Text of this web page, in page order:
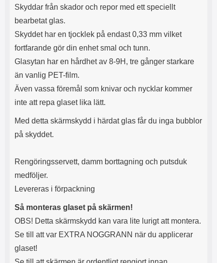
Skyddar från skador och repor med ett speciellt
bearbetat glas.
Skyddet har en tjocklek på endast 0,33 mm vilket
fortfarande gör din enhet smal och tunn.
Glasytan har en hårdhet av 8-9H, tre gånger starkare
än vanlig PET-film.
Även vassa föremål som knivar och nycklar kommer
inte att repa glaset lika lätt.
Med detta skärmskydd i härdat glas får du inga bubblor
på skyddet.
Rengöringsservett, damm borttagning och putsduk
medföljer.
Levereras i förpackning
Så monteras glaset på skärmen!
OBS! Detta skärmskydd kan vara lite lurigt att montera.
Se till att var EXTRA NOGGRANN när du applicerar
glaset!